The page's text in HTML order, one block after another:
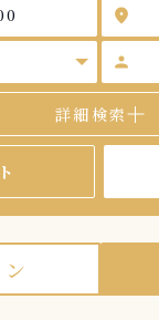
location_on
person
詳細検索